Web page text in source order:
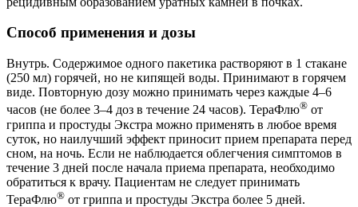
Способ применения и дозы
Внутрь. Содержимое одного пакетика растворяют в 1 стакане
(250 мл) горячей, но не кипящей воды. Принимают в горячем
виде. Повторную дозу можно принимать через каждые 4–6
часов (не более 3–4 доз в течение 24 часов). ТераФлю® от
гриппа и простуды Экстра можно применять в любое время
суток, но наилучший эффект приносит прием препарата перед
сном, на ночь. Если не наблюдается облегчения симптомов в
течение 3 дней после начала приема препарата, необходимо
обратиться к врачу. Пациентам не следует принимать
ТераФлю® от гриппа и простуды Экстра более 5 дней.